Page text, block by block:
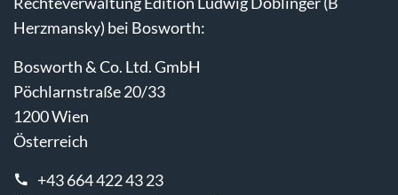
Herzmansky) bei Bosworth:
Bosworth & Co. Ltd. GmbH
Pöchlarnstraße 20/33
1200 Wien
Österreich
+43 664 422 43 23